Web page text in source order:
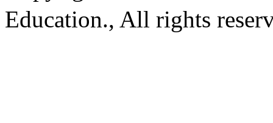
Education., All rights